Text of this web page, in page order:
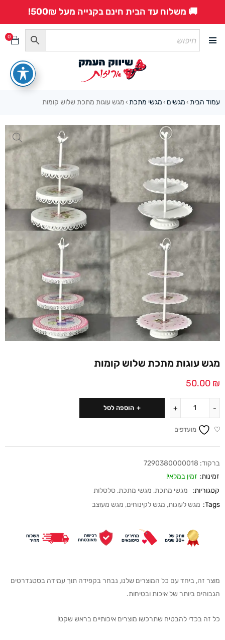
🚚 משלוח עד הבית חינם בקנייה מעל 500₪!
0
עמוד הבית › מגשים › מגשי מתכת › מגש עוגות מתכת שלוש קומות
מגש עוגות מתכת שלוש קומות
50.00 ₪
הוספה לסל
מועדפים
ברקוד: 7290380000018
זמינות: זמין במלאי!
קטגוריות:
מגשי מתכת, מגשי מתכת, סלסלות
Tags: מגש לעוגות, מגש לקינוחים, מגש מעוצב
מוצר זה, ביחד עם כל המוצרים שלנו, נבחר בקפידה תוך עמידה בסטנדרטים
הגבוהים ביותר של איכות ובטיחות.
כל זה בכדי להבטיח שתרכשו מוצרים איכותיים בראש שקט!